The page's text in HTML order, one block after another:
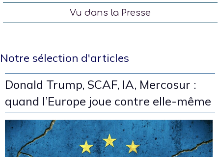
Vu dans la Presse
Notre sélection d'articles
Donald Trump, SCAF, IA, Mercosur :
quand l’Europe joue contre elle-même